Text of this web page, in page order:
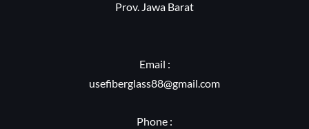
Prov. Jawa Barat
Email :
usefiberglass88@gmail.com
Phone :